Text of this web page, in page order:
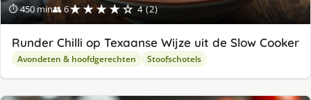
⏱ 450 min👥 6★★★★☆ 4 (2)
Runder Chilli op Texaanse Wijze uit de Slow Cooker
Avondeten & hoofdgerechten Stoofschotels